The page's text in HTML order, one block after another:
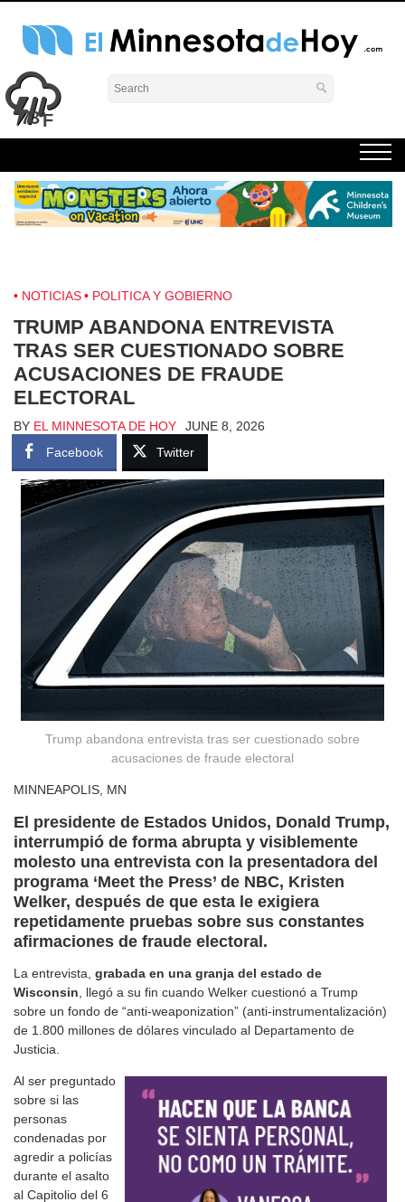
Skip
content
El Minnesota de Hoy Noticias
Latino Noticias Minnesota News
73°
NOTICIAS POLITICA Y GOBIERNO
TRUMP ABANDONA ENTREVISTA
TRAS SER CUESTIONADO SOBRE
ACUSACIONES DE FRAUDE
ELECTORAL
BY EL MINNESOTA DE HOY
JUNE 8, 2026
Facebook
Twitter
Trump abandona entrevista tras ser cuestionado sobre
acusaciones de fraude electoral
MINNEAPOLIS, MN
El presidente de Estados Unidos, Donald Trump,
interrumpió de forma abrupta y visiblemente
molesto una entrevista con la presentadora del
programa ‘Meet the Press’ de NBC, Kristen
Welker, después de que esta le exigiera
repetidamente pruebas sobre sus constantes
afirmaciones de fraude electoral.
La entrevista, grabada en una granja del estado de
Wisconsin, llegó a su fin cuando Welker cuestionó a Trump
sobre un fondo de “anti-weaponization” (anti-instrumentalización)
de 1.800 millones de dólares vinculado al Departamento de
Justicia.
Al ser preguntado
sobre si las
personas
condenadas por
agredir a policías
durante el asalto
al Capitolio del 6